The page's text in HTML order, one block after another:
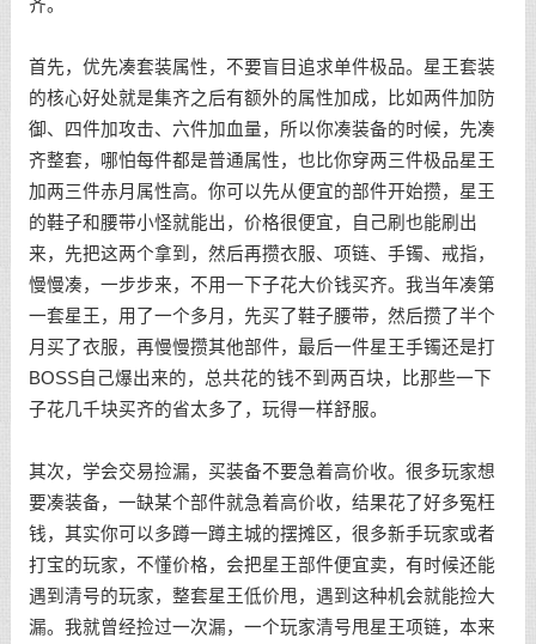
齐。
首先，优先凑套装属性，不要盲目追求单件极品。星王套装
的核心好处就是集齐之后有额外的属性加成，比如两件加防
御、四件加攻击、六件加血量，所以你凑装备的时候，先凑
齐整套，哪怕每件都是普通属性，也比你穿两三件极品星王
加两三件赤月属性高。你可以先从便宜的部件开始攒，星王
的鞋子和腰带小怪就能出，价格很便宜，自己刷也能刷出
来，先把这两个拿到，然后再攒衣服、项链、手镯、戒指，
慢慢凑，一步步来，不用一下子花大价钱买齐。我当年凑第
一套星王，用了一个多月，先买了鞋子腰带，然后攒了半个
月买了衣服，再慢慢攒其他部件，最后一件星王手镯还是打
BOSS自己爆出来的，总共花的钱不到两百块，比那些一下
子花几千块买齐的省太多了，玩得一样舒服。
其次，学会交易捡漏，买装备不要急着高价收。很多玩家想
要凑装备，一缺某个部件就急着高价收，结果花了好多冤枉
钱，其实你可以多蹲一蹲主城的摆摊区，很多新手玩家或者
打宝的玩家，不懂价格，会把星王部件便宜卖，有时候还能
遇到清号的玩家，整套星王低价甩，遇到这种机会就能捡大
漏。我就曾经捡过一次漏，一个玩家清号甩星王项链，本来